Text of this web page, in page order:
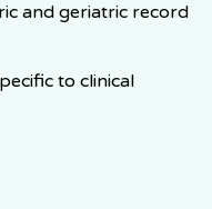
and geriatric record
to clinical